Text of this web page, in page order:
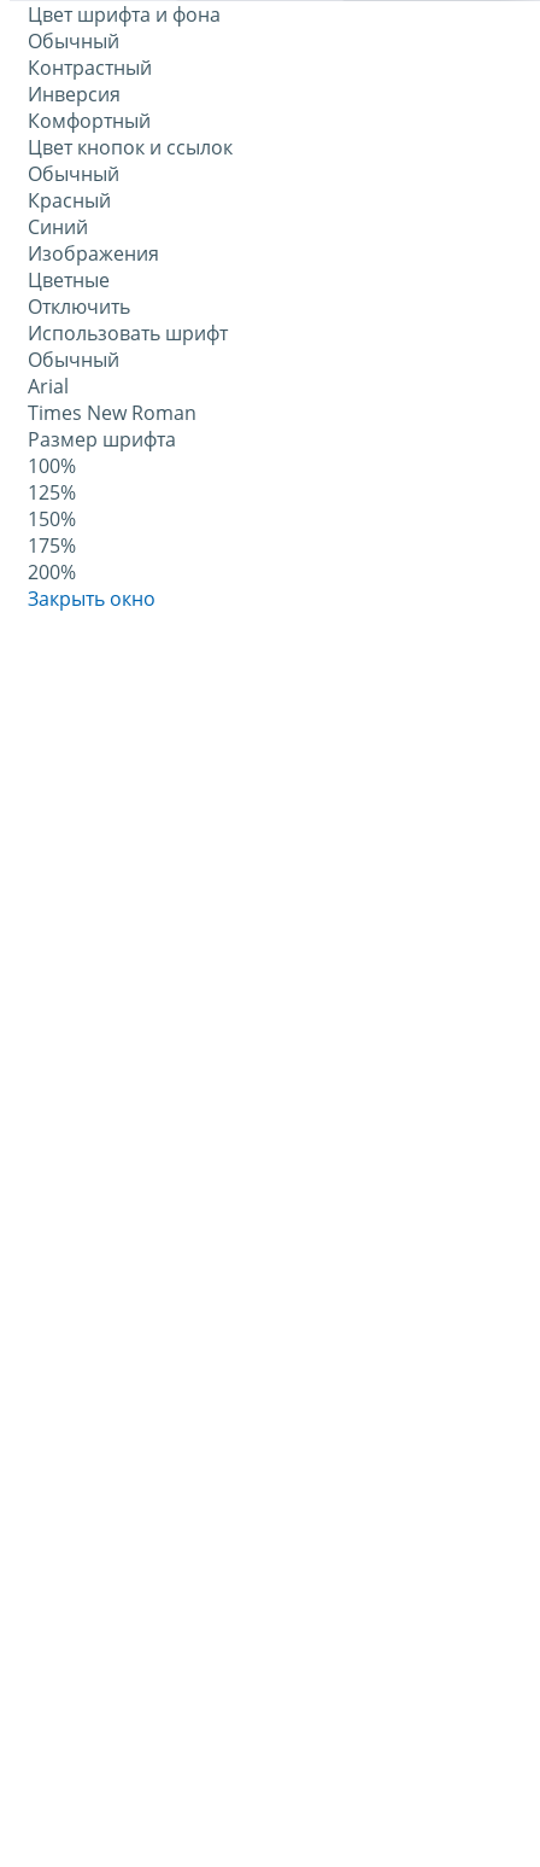
Цвет шрифта и фона
Обычный
Контрастный
Инверсия
Комфортный
Цвет кнопок и ссылок
Обычный
Красный
Синий
Изображения
Цветные
Отключить
Использовать шрифт
Обычный
Arial
Times New Roman
Размер шрифта
100%
125%
150%
175%
200%
Закрыть окно